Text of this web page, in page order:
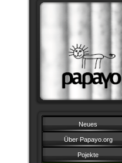
Neues
Über Papayo.org
Pojekte